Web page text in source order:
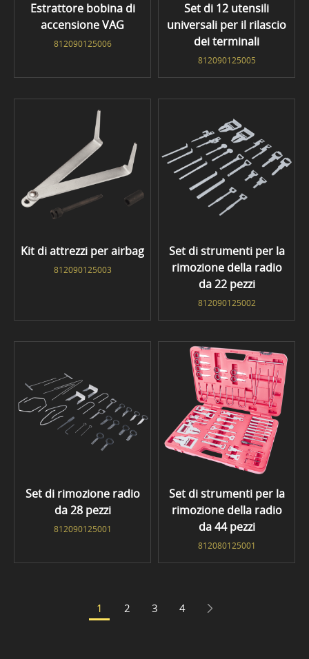
Estrattore bobina di
accensione VAG
812090125006
Set di 12 utensili
universali per il rilascio
dei terminali
812090125005
Kit di attrezzi per airbag
812090125003
Set di strumenti per la
rimozione della radio
da 22 pezzi
812090125002
Set di rimozione radio
da 28 pezzi
812090125001
Set di strumenti per la
rimozione della radio
da 44 pezzi
812080125001
1 2 3 4